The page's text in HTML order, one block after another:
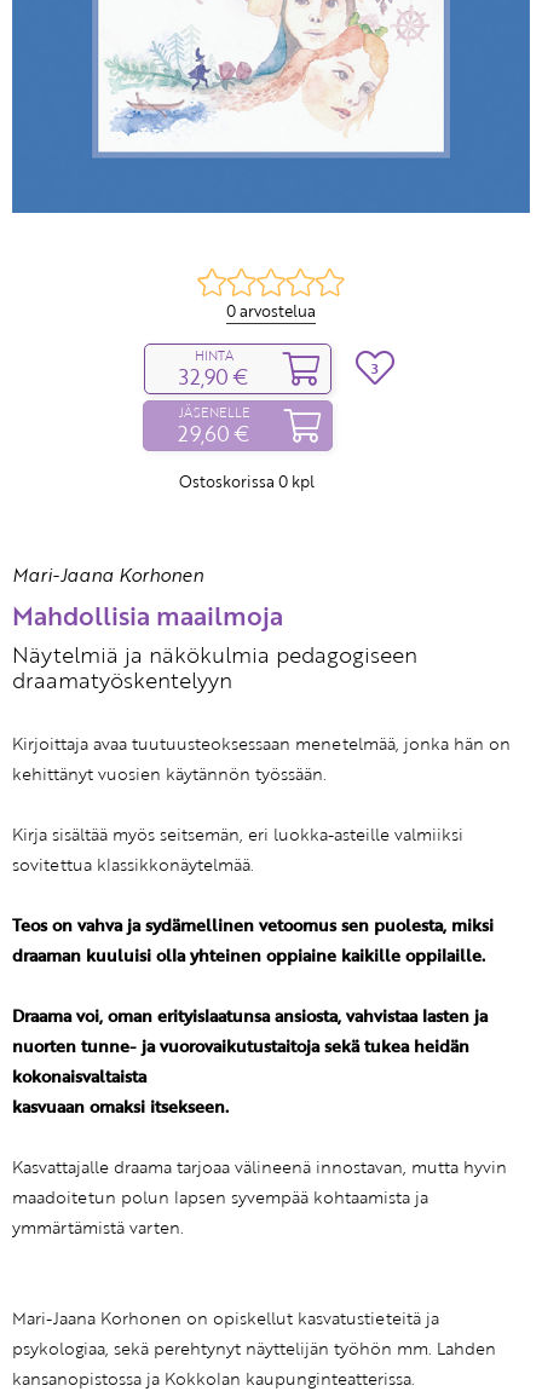
0 arvostelua
HINTA
32,90 €
JÄSENELLE
29,60 €
Ostoskorissa 0 kpl
3
Mari-Jaana Korhonen
Mahdollisia maailmoja
Näytelmiä ja näkökulmia pedagogiseen
draamatyöskentelyyn
Kirjoittaja avaa tuutuusteoksessaan menetelmää, jonka hän on
kehittänyt vuosien käytännön työssään.
Kirja sisältää myös seitsemän, eri luokka-asteille valmiiksi
sovitettua klassikkonäytelmää.
Teos on vahva ja sydämellinen vetoomus sen puolesta, miksi
draaman kuuluisi olla yhteinen oppiaine kaikille oppilaille.
Draama voi, oman erityislaatunsa ansiosta, vahvistaa lasten ja
nuorten tunne- ja vuorovaikutustaitoja sekä tukea heidän
kokonaisvaltaista
kasvuaan omaksi itsekseen.
Kasvattajalle draama tarjoaa välineenä innostavan, mutta hyvin
maadoitetun polun lapsen syvempää kohtaamista ja
ymmärtämistä varten.
Mari-Jaana Korhonen on opiskellut kasvatustieteitä ja
psykologiaa, sekä perehtynyt näyttelijän työhön mm. Lahden
kansanopistossa ja Kokkolan kaupunginteatterissa.